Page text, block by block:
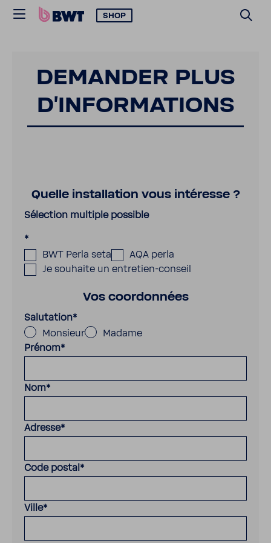
SHOP
DEMANDER PLUS
D’IN­FOR­MA­TIONS
Quelle installation vous intéresse ?
Sélection multiple possible
*
BWT Perla seta
AQA perla
Je souhaite un entretien-conseil
Vos coordonnées
Salutation*
Monsieur
Madame
Prénom*
Nom*
Adresse*
Code postal *
Ville*